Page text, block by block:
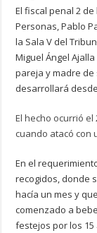
El fiscal penal 2
Personas, Pablo
la Sala V del
Miguel Ángel
pareja y madre de
desarrollará
El hecho ocurrió el
cuando atacó con
En el
recogidos, donde
hacía un mes y
comenzado a
festejos por los 15